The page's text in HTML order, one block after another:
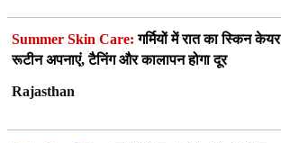
Summer Skin Care: गर्मियों में रात का स्किन केयर
रूटीन अपनाएं, टैनिंग और कालापन होगा दूर
Rajasthan